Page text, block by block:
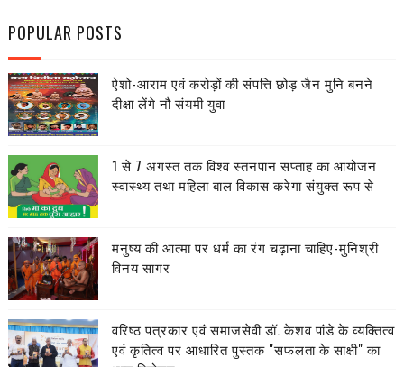
POPULAR POSTS
ऐशो-आराम एवं करोड़ों की संपत्ति छोड़ जैन मुनि बनने
दीक्षा लेंगे नौ संयमी युवा
1 से 7 अगस्त तक विश्व स्तनपान सप्ताह का आयोजन
स्वास्थ्य तथा महिला बाल विकास करेगा संयुक्त रूप से
मनुष्य की आत्मा पर धर्म का रंग चढ़ाना चाहिए-मुनिश्री
विनय सागर
वरिष्ठ पत्रकार एवं समाजसेवी डॉ. केशव पांडे के व्यक्तित्व
एवं कृतित्व पर आधारित पुस्तक "सफलता के साक्षी" का